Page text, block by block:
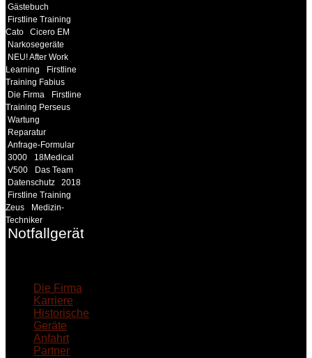
Gästebuch
Firstline Training
Cato
Cicero EM
Narkosegeräte
NEU! After Work
Learning
Firstline
Training Fabius
Die Firma
Firstline
Training Perseus
Wartung
Reparatur
Anfrage-Formular
3000
18Medical
V500
Das Team
Datenschutz
2018
Firstline Training
Zeus
Medizin-
Techniker
Notfallgeräte
Die Firma
Karriere
Historische
Geräte
Anfahrt
Partner